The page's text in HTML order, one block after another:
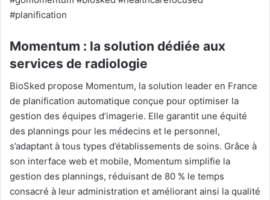
Momentum : la solution dédiée aux
services de radiologie
BioSked propose Momentum, la solution leader en France
de planification automatique conçue pour optimiser la
gestion des équipes d’imagerie. Elle garantit une équité
des plannings pour les médecins et le personnel,
s’adaptant à tous types d’établissements de soins. Grâce à
son interface web et mobile, Momentum simplifie la
gestion des plannings, réduisant de 80 % le temps
consacré à leur administration et améliorant ainsi la qualité